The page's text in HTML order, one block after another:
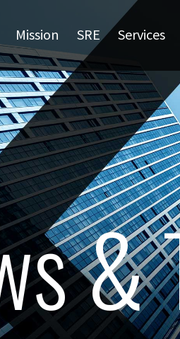
Mission SRE Services
&